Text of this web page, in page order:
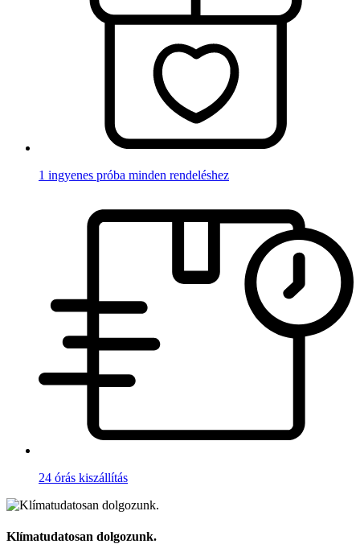
1 ingyenes próba minden rendeléshez
24 órás kiszállítás
Klímatudatosan dolgozunk.